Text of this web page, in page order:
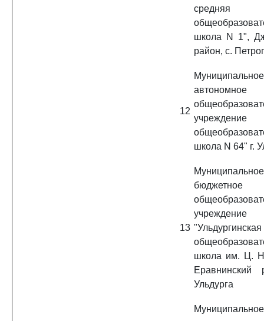
средняя
школа N 1",
район, с.
12
Муниципальное
автономное
учреждение
школа N 64" г.
13
Муниципальное
бюджетное
учреждение
школа им. Ц.
Еравнинский
Ульдурга
Муниципальное